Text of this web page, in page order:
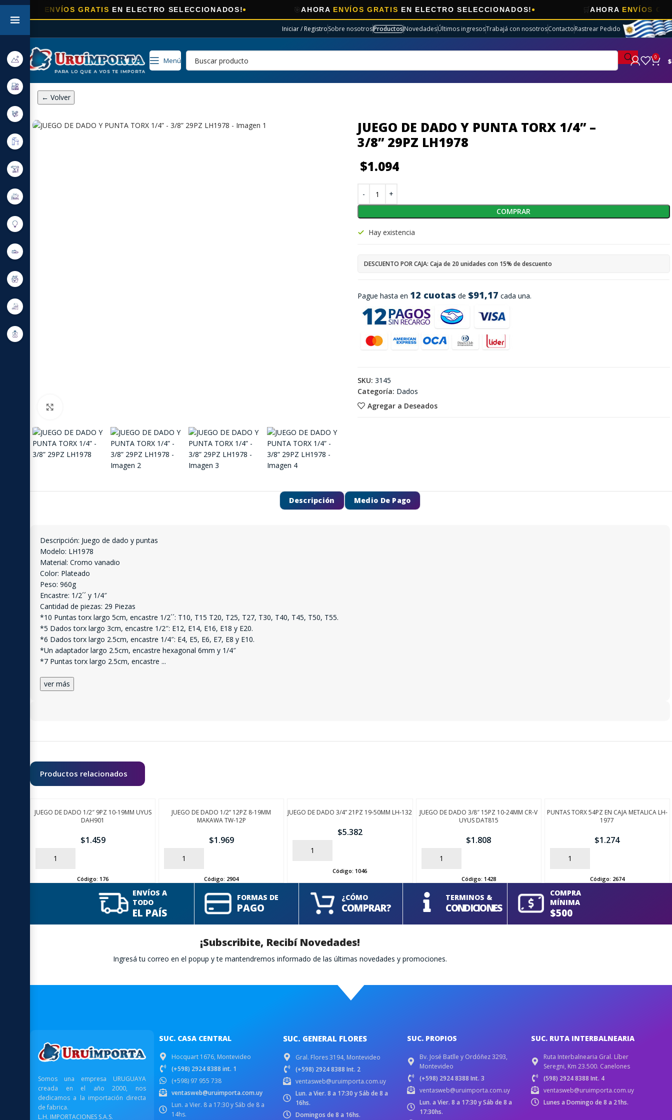
ENVÍOS GRATIS EN ELECTRO SELECCIONADOS! AHORA ENVÍOS GRATIS EN ELECTRO SELECCIONADOS! AHORA ENVÍOS GRATIS EN
Iniciar / RegistroSobre nosotrosProductosNovedadesÚltimos ingresosTrabajá con nosotrosContactoRastrear Pedido
Menú 0 $
← Volver
JUEGO DE DADO Y PUNTA TORX 1/4” –
3/8” 29PZ LH1978
$1.094
Pague hasta en 12 cuotas de $91,17 cada una.
Hay existencia
DESCUENTO POR CAJA: Caja de 20 unidades con 15% de descuento
COMPRAR
Agregar a Deseados
SKU: 3145
Categoría: Dados
Descripción Medio De Pago
Descripción: Juego de dado y puntas
Modelo: LH1978
Material: Cromo vanadio
Color: Plateado
Peso: 960g
Encastre: 1/2´´ y 1/4″
Cantidad de piezas: 29 Piezas
*10 Puntas torx largo 5cm, encastre 1/2´´: T10, T15 T20, T25, T27, T30, T40, T45, T50, T55.
*5 Dados torx largo 3cm, encastre 1/2″: E12, E14, E16, E18 y E20.
*6 Dados torx largo 2.5cm, encastre 1/4″: E4, E5, E6, E7, E8 y E10.
*Un adaptador largo 2.5cm, encastre hexagonal 6mm y 1/4″
*7 Puntas torx largo 2.5cm, encastre ...
ver más
Productos relacionados
JUEGO DE DADO 1/2″ 9PZ 10-19MM UYUS
DAH901
$1.459
AÑADIR
Código:176
JUEGO DE DADO 1/2” 12PZ 8-19MM
MAKAWA TW-12P
$1.969
AÑADIR
Código: 2904
JUEGO DE DADO 3/4” 21PZ 19-50MM LH-132
$5.382
AÑADIR
Código:1046
JUEGO DE DADO 3/8″ 15PZ 10-24MM CR-V
UYUS DAT815
$1.808
AÑADIR
Código: 1428
PUNTAS TORX 54PZ EN CAJA METALICA LH-
1977
$1.274
AÑADIR
Código: 2674
ENVÍOS A
TODO
EL PAÍS
FORMAS DE
PAGO
¿CÓMO
COMPRAR?
TERMINOS &
CONDICIONES
COMPRA
MÍNIMA
$500
¡Subscribite, Recibí Novedades!
Ingresá tu correo en el popup y te mantendremos informado de las últimas novedades y promociones.
Somos una empresa URUGUAYA
creada en el año 2000, nos
dedicamos a la importación directa
de fabrica.
L.H. IMPORTACIONES S.A.S.
SUC. CASA CENTRAL
Hocquart 1676, Montevideo
(+598) 2924 8388 int. 1
(+598) 97 955 738
ventasweb@uruimporta.com.uy
Lun. a Vier. 8 a 17:30 y Sáb de 8 a
14hs.
SUC. GENERAL FLORES
Gral. Flores 3194, Montevideo
(+598) 2924 8388 Int. 2
ventasweb@uruimporta.com.uy
Lun. a Vier. 8 a 17:30 y Sáb de 8 a
16hs.
Domingos de 8 a 16hs.
SUC. PROPIOS
Bv. José Batlle y Ordóñez 3293,
Montevideo
(+598) 2924 8388 Int. 3
ventasweb@uruimporta.com.uy
Lun. a Vier. 8 a 17:30 y Sáb de 8 a
17:30hs.
SUC. RUTA INTERBALNEARIA
Ruta Interbalnearia Gral. Líber
Seregni, Km 23.500. Canelones
(598) 2924 8388 Int. 4
ventasweb@uruimporta.com.uy
Lunes a Domingo de 8 a 21hs.